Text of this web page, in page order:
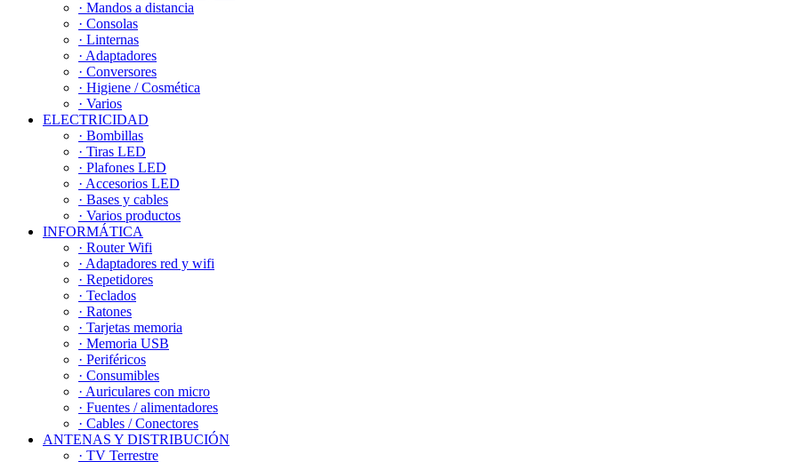
· Mandos a distancia
· Consolas
· Linternas
· Adaptadores
· Conversores
· Higiene / Cosmética
· Varios
ELECTRICIDAD
· Bombillas
· Tiras LED
· Plafones LED
· Accesorios LED
· Bases y cables
· Varios productos
INFORMÁTICA
· Router Wifi
· Adaptadores red y wifi
· Repetidores
· Teclados
· Ratones
· Tarjetas memoria
· Memoria USB
· Periféricos
· Consumibles
· Auriculares con micro
· Fuentes / alimentadores
· Cables / Conectores
ANTENAS Y DISTRIBUCIÓN
· TV Terrestre